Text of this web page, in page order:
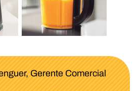
Gerente Comercial